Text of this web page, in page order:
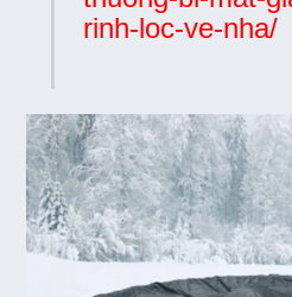
rinh-loc-ve-nha/